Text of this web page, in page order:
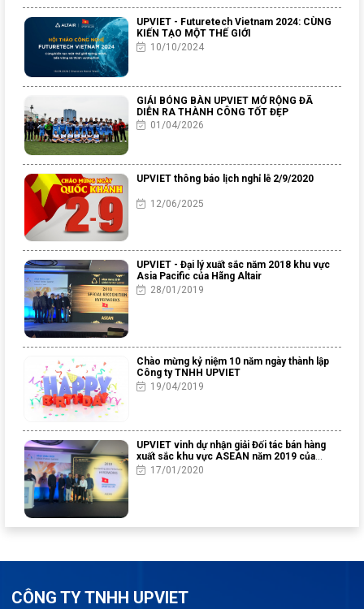
UPVIET - Futuretech Vietnam 2024: CÙNG
KIẾN TẠO MỘT THẾ GIỚI
10/10/2024
GIẢI BÓNG BÀN UPVIET MỞ RỘNG ĐÃ
DIỄN RA THÀNH CÔNG TỐT ĐẸP
01/04/2026
UPVIET thông báo lịch nghỉ lễ 2/9/2020
12/06/2025
UPVIET - Đại lý xuất sắc năm 2018 khu vực
Asia Pacific của Hãng Altair
28/01/2019
Chào mừng kỷ niệm 10 năm ngày thành lập
Công ty TNHH UPVIET
19/04/2019
UPVIET vinh dự nhận giải Đối tác bán hàng
xuất sắc khu vực ASEAN năm 2019 của
Altair Engineering
17/01/2020
CÔNG TY TNHH UPVIET